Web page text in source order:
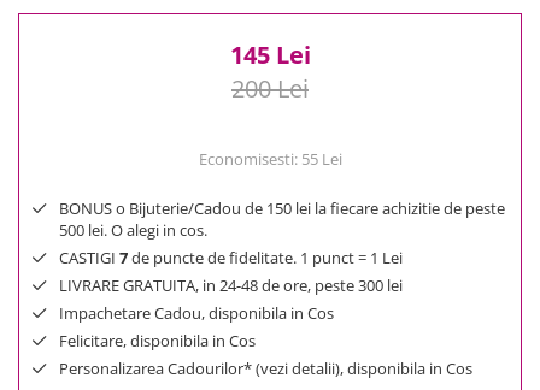
145 Lei
200 Lei
Economisesti: 55 Lei
BONUS o Bijuterie/Cadou de 150 lei la fiecare achizitie de peste
500 lei. O alegi in cos.
CASTIGI 7de puncte de fidelitate. 1 punct = 1 Lei
LIVRARE GRATUITA, in 24-48 de ore, peste 300 lei
Impachetare Cadou, disponibila in Cos
Felicitare, disponibila in Cos
Personalizarea Cadourilor* (vezi detalii), disponibila in Cos